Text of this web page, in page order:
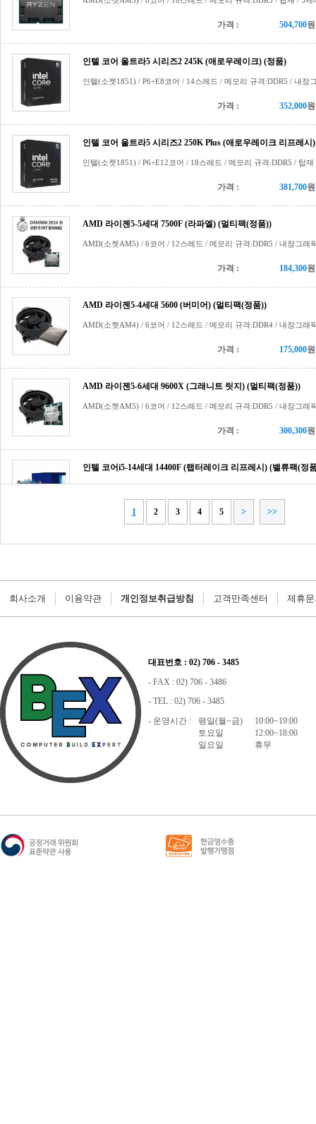
회사소개 이용약관 개인정보취급방침 고객만족센터 제휴
대표번호 : 02) 706 - 3485
- FAX : 02) 706 - 3486
- TEL : 02) 706 - 3485
- 운영시간 :
평일(월~금)
10:00~19:00
토요일
12:00~18:00
일요일
휴무